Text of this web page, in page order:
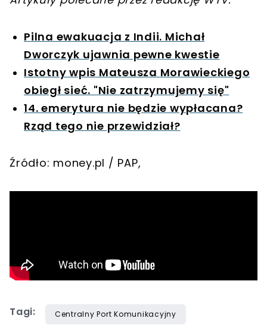
Pilna ewakuacja z Indii. Michał
Dworczyk ujawnia pewne kwestie
Istotny wpis Mateusza Morawieckiego
obiegł sieć. "Nie zatrzymujemy się"
14. emerytura nie będzie wypłacana?
Rząd tego nie przewidział?
Źródło: money.pl / PAP,
Tagi: Centralny Port Komunikacyjny